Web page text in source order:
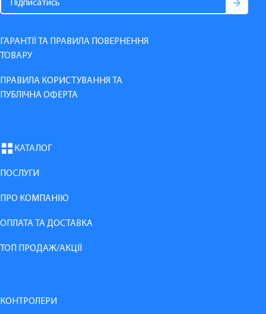
ГАРАНТІЇ ТА ПРАВИЛА ПОВЕРНЕННЯ
ТОВАРУ
ПРАВИЛА КОРИСТУВАННЯ ТА
ПУБЛІЧНА ОФЕРТА
КАТАЛОГ
ПОСЛУГИ
ПРО КОМПАНІЮ
ОПЛАТА ТА ДОСТАВКА
ТОП ПРОДАЖ/АКЦІЇ
КОНТРОЛЕРИ